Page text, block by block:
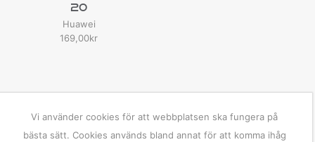
20
Huawei
169,00kr
Vi använder cookies för att webbplatsen ska fungera på
bästa sätt. Cookies används bland annat för att komma ihåg